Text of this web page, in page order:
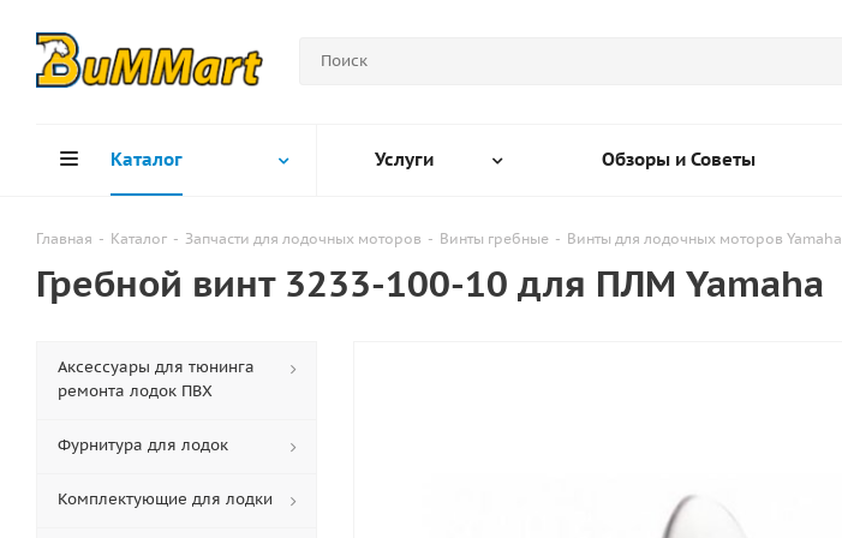
Каталог Услуги Обзоры и Советы
Главная - Каталог - Запчасти для лодочных моторов - Винты гребные - Винты для лодочных моторов Yamaha
Гребной винт 3233-100-10 для ПЛМ Yamaha
Аксессуары для тюнинга
ремонта лодок ПВХ
Фурнитура для лодок
Комплектующие для лодки